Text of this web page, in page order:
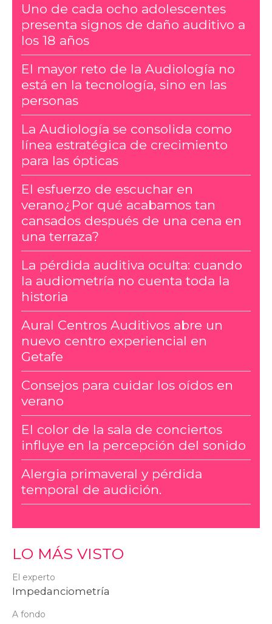
Uno de cada ocho adolescentes
presenta signos de daño auditivo a
los 18 años
El mayor reto de la Audiología no
está en la tecnología, sino en las
personas
La Audiología se consolida como
línea estratégica de crecimiento
para las ópticas
El esfuerzo de escuchar en
verano¿Por qué acabamos tan
cansados después de una cena en
una terraza?
La pérdida auditiva oculta: cuando
la audiometría no cuenta toda la
historia
Aural Centros Auditivos abre un
nuevo centro experiencial en
Getafe
Consejos para cuidar los oídos en
verano
El color de la sala de conciertos
influye en la percepción del sonido
Alergia primaveral y pérdida
temporal de audición.
LO MÁS VISTO
El experto
Impedanciometría
A fondo